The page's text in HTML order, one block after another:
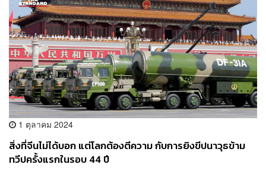
1 ตุลาคม 2024
สิ่งที่จีนไม่ได้บอก แต่โลกต้องตีความ กับการยิงขีปนาวุธข้าม
ทวีปครั้งแรกในรอบ 44 ปี